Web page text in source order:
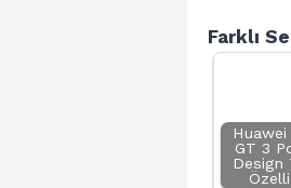
Farklı
GT 3
Design